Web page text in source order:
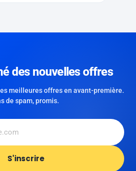
des nouvelles offres
meilleures offres en avant-première.
de spam, promis.
S'inscrire